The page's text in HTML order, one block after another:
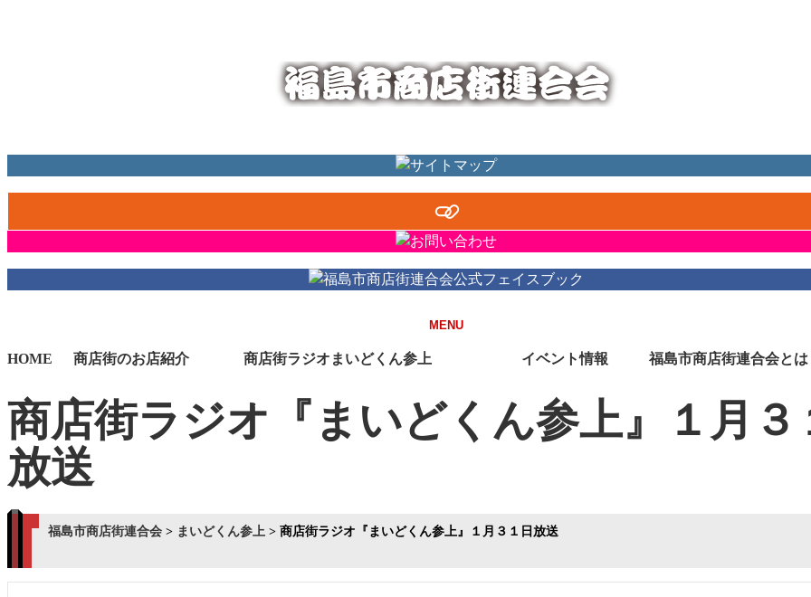
MENU
HOME 商店街のお店紹介 商店街ラジオまいどくん参上 イベント情報 福島市商店街連合会とは
商店街ラジオ『まいどくん参上』１月３
放送
福島市商店街連合会 > まいどくん参上 > 商店街ラジオ『まいどくん参上』１月３１日放送